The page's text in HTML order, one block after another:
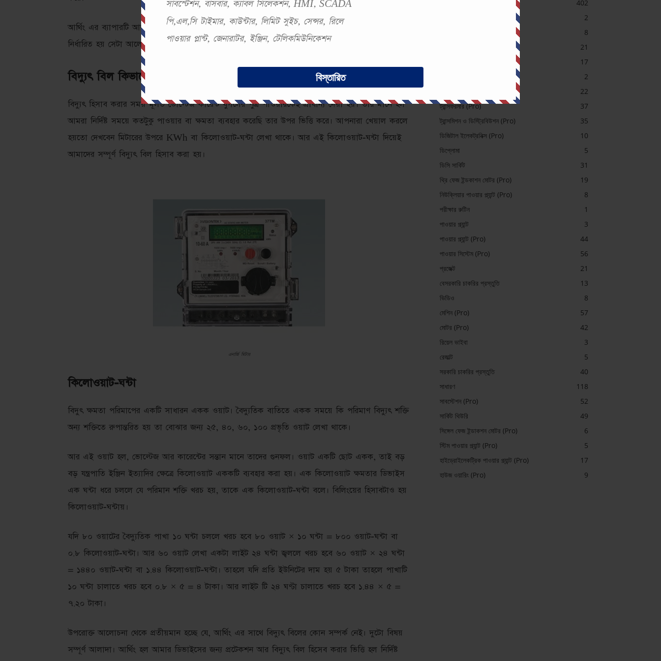
সাবস্টেশন, বাসবার, ক্যাবল সিলেকশন, HMI, SCADA
পি,এল,সি টাইমার, কাউন্টার, লিমিট সুইচ, সেন্সর, রিলে
পাওয়ার প্লান্ট, জেনারাটর, ইঞ্জিন, টেলিকমিউনিকেশন
বিস্তারিত
আর্থিং এর ব্যাপারটি আশা করি এখন আপনাদের কাছে পানির মতই পরিষ্কার। এবার চলুন বিদ্যুৎ বিল কিভাবে
নির্ধারিত হয় সেটা আলোচনায় আসা যাক।
বিদ্যুৎ বিল কিভাবে হিসাব করা হয়?
বিদ্যুৎ হিসাব করার সময় মূলত ভোল্টেজ কারেন্ট যুগলের পুত্র পাওয়ারকেই প্রাধান্য দেয়া হয়। তার মানে হল
আমরা নির্দিষ্ট সময়ে কতটুকু পাওয়ার বা ক্ষমতা ব্যবহার করেছি তার উপর ভিত্তি করে। আপনারা খেয়াল করলে
হয়তো দেখবেন মিটারের উপরে KWh বা কিলোওয়াট-ঘন্টা লেখা থাকে। আর এই কিলোওয়াট-ঘন্টা দিয়েই
আমাদের সম্পূর্ণ বিদ্যুৎ বিল হিসাব করা হয়।
এনার্জি মিটার
কিলোওয়াট-ঘন্টা
বিদুৎ ক্ষমতা পরিমাপের একটি সাধারন একক ওয়াট। বৈদ্যুতিক বাতিতে একক সময়ে কি পরিমাণ বিদ্যুৎ শক্তি
অন্য শক্তিতে রুপান্তরিত হয় তা বোঝার জন্য ২৫, ৪০, ৬০, ১০০ প্রভৃতি ওয়াট লেখা থাকে।
আর এই ওয়াট হল, ভোল্টেজ আর কারেন্টের সন্তান মানে তাদের গুনফল। ওয়াট একটি ছোট একক, তাই বড়
বড় যন্ত্রপাতি ইঞ্জিন ইত্যাদির ক্ষেত্রে কিলোওয়াট এককটি ব্যবহার করা হয়। এক কিলোওয়াট ক্ষমতার ডিভাইস
এক ঘন্টা ধরে চললে যে পরিমান শক্তি খরচ হয়, তাকে এক কিলোওয়াট-ঘন্টা বলে। বিলিংয়ের হিসাবটাও হয়
কিলোওয়াট-ঘন্টায়।
যদি ৮০ ওয়াটের বৈদ্যুতিক পাখা ১০ ঘন্টা চললে খরচ হবে ৮০ ওয়াট × ১০ ঘন্টা = ৮০০ ওয়াট-ঘন্টা বা
০.৮ কিলোওয়াট-ঘন্টা। আর ৬০ ওয়াট লেখা একটা লাইট ২৪ ঘন্টা জ্বললে খরচ হবে ৬০ ওয়াট × ২৪ ঘন্টা
= ১৪৪০ ওয়াট-ঘন্টা বা ১.৪৪ কিলোওয়াট-ঘন্টা। তাহলে যদি প্রতি ইউনিটের দাম হয় ৫ টাকা তাহলে পাখাটি
১০ ঘন্টা চালাতে খরচ হবে ০.৮ × ৫ = ৪ টাকা। আর লাইট টি ২৪ ঘণ্টা চালাতে খরচ হবে ১.৪৪ × ৫ =
৭.২০ টাকা।
উপরোক্ত আলোচনা থেকে প্রতীয়মান হচ্ছে যে, আর্থিং এর সাথে বিদ্যুৎ বিলের কোন সম্পর্ক নেই। দুটো বিষয়
সম্পূর্ণ আলাদা। আর্থিং হল আমার ডিভাইসের জন্য প্রটেকশন আর বিদ্যুৎ বিল হিসেব করার ভিত্তি হল নির্দিষ্ট
402
2
8
21
17
2
22
ট্রান্সফরমার (Pro)
37
ট্রান্সমিশন ও ডিস্ট্রিবিউশন (Pro)
35
ডিজিটাল ইলেকট্রনিক্স (Pro)
10
ডিপ্লোমা
5
ডিসি সার্কিট
31
থ্রি ফেজ ইন্ডকাশন মোটর (Pro)
19
নিউক্লিয়ার পাওয়ার প্ল্যান্ট (Pro)
8
পরীক্ষার রুটিন
1
পাওয়ার প্ল্যান্ট
3
পাওয়ার প্ল্যান্ট (Pro)
44
পাওয়ার সিস্টেম (Pro)
56
প্রজেক্ট
21
বেসরকারি চাকরির প্রস্তুতি
13
ভিডিও
8
মেশিন (Pro)
57
মোটর (Pro)
42
রিয়েল ভাইবা
3
রেজাল্ট
5
সরকারি চাকরির প্রস্তুতি
40
সাধারণ
118
সাবস্টেশন (Pro)
52
সার্কিট থিউরি
49
সিঙ্গেল ফেজ ইন্ডাকশন মোটর (Pro)
6
স্টিম পাওয়ার প্ল্যান্ট (Pro)
5
হাইড্রোইলেকট্রিক পাওয়ার প্ল্যান্ট (Pro)
17
হাউজ ওয়ারিং (Pro)
9